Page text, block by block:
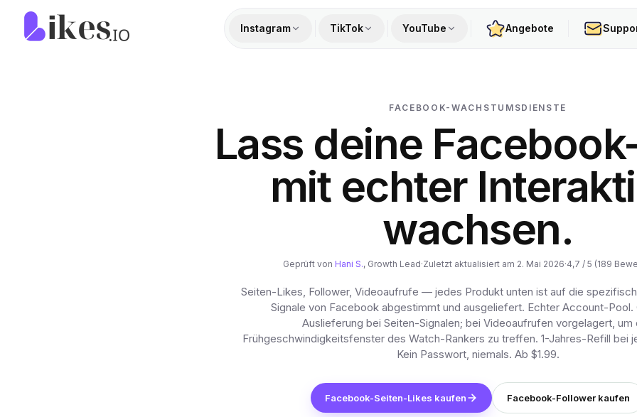
Zum Inhalt springen
Instagram TikTok YouTube Angebote
FACEBOOK-WACHSTUMSDIENSTE
Lass deine
mit echter
wachsen.
Geprüft von Hani S., Growth Lead·Zuletzt aktualisiert am 2. Mai 2026·4,7 / 5 (189
Seiten-Likes, Follower, Videoaufrufe — jedes Produkt unten ist auf die
Signale von Facebook abgestimmt und ausgeliefert. Echter Account-
Auslieferung bei Seiten-Signalen; bei Videoaufrufen vorgelagert, um
Frühgeschwindigkeitsfenster des Watch-Rankers zu treffen. 1-Jahres-Refill bei
Kein Passwort, niemals. Ab $1.99.
Facebook-Seiten-Likes kaufen Facebook-Follower kaufen